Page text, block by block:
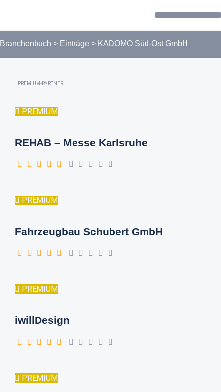
Branchenbuch > Einträge > KADOMO Süd-Ost GmbH
PREMIUM-PARTNER
PREMIUM
REHAB – Messe Karlsruhe
PREMIUM
Fahrzeugbau Schubert GmbH
PREMIUM
iwillDesign
PREMIUM